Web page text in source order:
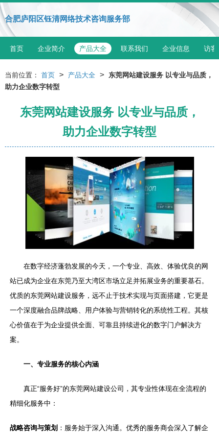
合肥庐阳区钰清网络技术咨询服务部
首页 企业简介 产品大全 联系我们 企业信息 访客
当前位置： 首页 > 产品大全 >
东莞网站建设服务 以专业与品质，
助力企业数字转型
东莞网站建设服务 以专业与品质，
助力企业数字转型
在数字经济蓬勃发展的今天，一个专业、高效、体验优良的网
站已成为企业在东莞乃至大湾区市场立足并拓展业务的重要基石。
优质的东莞网站建设服务，远不止于技术实现与页面搭建，它更是
一个深度融合品牌战略、用户体验与营销转化的系统性工程。其核
心价值在于为企业提供全面、可靠且持续进化的数字门户解决方
案。
一、专业服务的核心内涵
真正“服务好”的东莞网站建设公司，其专业性体现在全流程的
精细化服务中：
战略咨询与策划 ：服务始于深入沟通。优秀的服务商会深入了解企